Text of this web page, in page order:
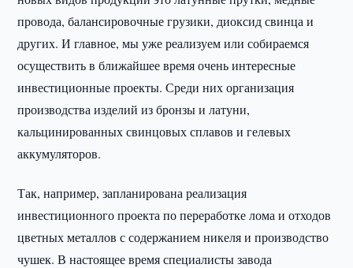
провода, балансировочные грузики, диоксид свинца и
других. И главное, мы уже реализуем или собираемся
осуществить в ближайшее время очень интересные
инвестиционные проекты. Среди них организация
производства изделий из бронзы и латуни,
кальцинированных свинцовых сплавов и гелевых
аккумуляторов.
Так, например, запланирована реализация
инвестиционного проекта по переработке лома и отходов
цветных металлов с содержанием никеля и производство
чушек. В настоящее время специалисты завода